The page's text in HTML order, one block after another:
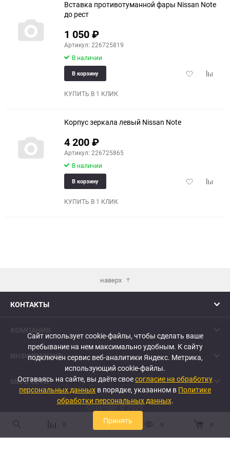
Вставка противотуманной фары Nissan Note
до рест
1 050₽
Артикул: 226725819
В наличии
Добавить
В корзину
КУПИТЬ В 1 КЛИК
Корпус зеркала левый Nissan Note
4 200₽
Артикул: 226725865
В наличии
Добавить
В корзину
КУПИТЬ В 1 КЛИК
наверх
КОНТАКТЫ
ИНФОРМАЦИЯ
МЫ В СЕТИ
Copyright © 2026
0 0 0 0
Сайт использует cookie-файлы, чтобы сделать ваше
пребывание на нем максимально удобным. К cайту
подключен сервис веб-аналитики Яндекс. Метрика,
использующий cookie-файлы.
Оставаясь на сайте, вы даёте своесогласие на обработку
персональных данных в порядке, указанном в Политике
обработки персональных данных.
Принять